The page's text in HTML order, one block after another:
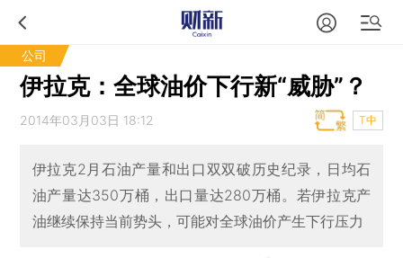
公司
伊拉克：全球油价下行新“威胁”？
2014年03月03日 18:12 T中
伊拉克2月石油产量和出口双双破历史纪录，日均石
油产量达350万桶，出口量达280万桶。若伊拉克产
油继续保持当前势头，可能对全球油价产生下行压力